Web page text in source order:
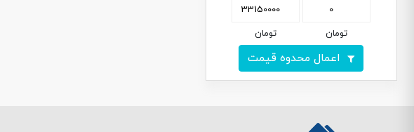
تومان تومان
اعمال محدوه قیمت